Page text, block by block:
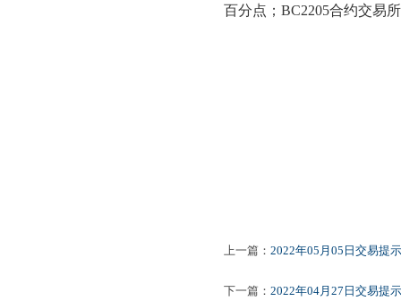
百分点；BC2205合约交易
上一篇： 2022年05月05日交易提示
下一篇： 2022年04月27日交易提示